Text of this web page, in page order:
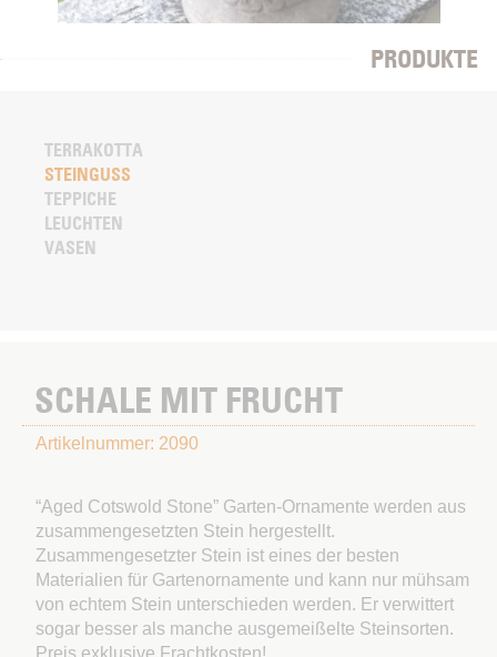
PRODUKTE
TERRAKOTTA
STEINGUSS
TEPPICHE
LEUCHTEN
VASEN
SCHALE MIT FRUCHT
Artikelnummer: 2090
“Aged Cotswold Stone” Garten-Ornamente werden aus
zusammengesetzten Stein hergestellt.
Zusammengesetzter Stein ist eines der besten
Materialien für Gartenornamente und kann nur mühsam
von echtem Stein unterschieden werden. Er verwittert
sogar besser als manche ausgemeißelte Steinsorten.
Preis exklusive Frachtkosten!